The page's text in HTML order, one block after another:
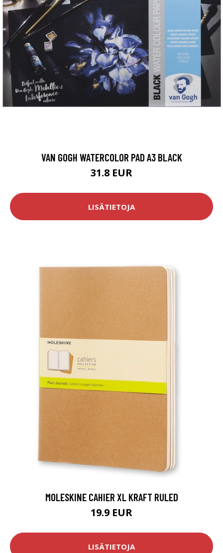
VAN GOGH WATERCOLOR PAD A3 BLACK
31.8 EUR
LISÄTIETOJA
MOLESKINE CAHIER XL KRAFT RULED
19.9 EUR
LISÄTIETOJA